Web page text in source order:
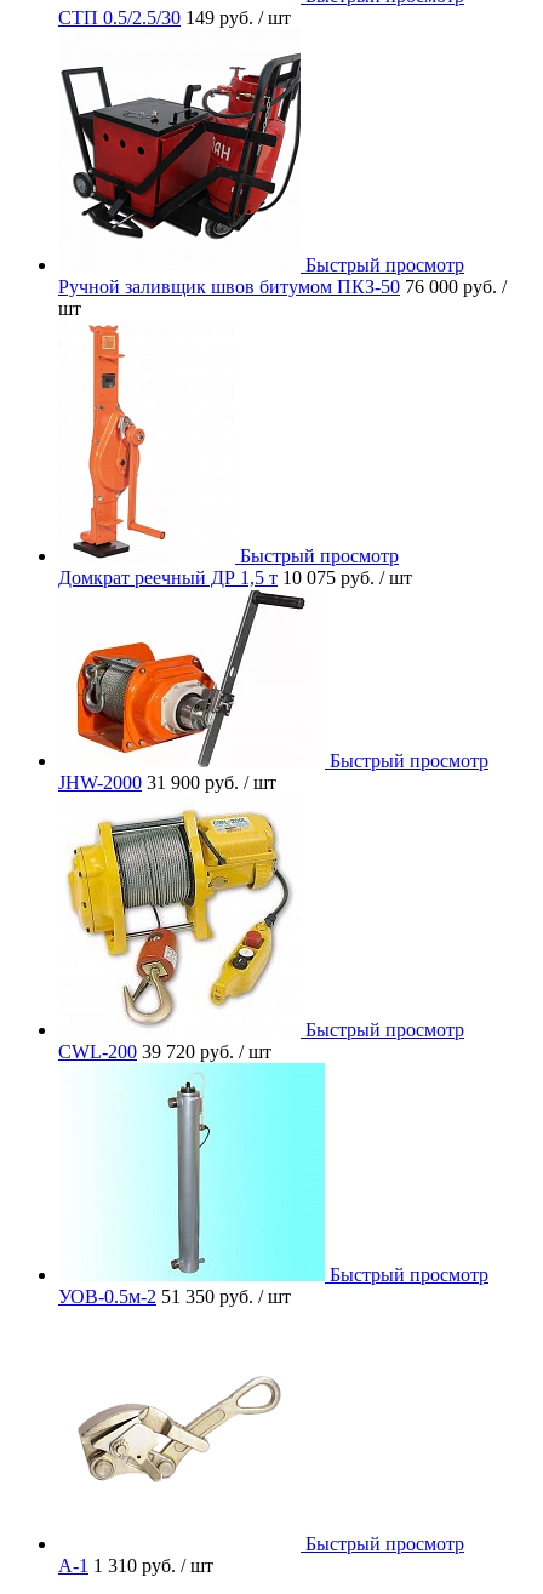
СТП 0.5/2.5/30 149 руб. / шт
Быстрый просмотр
Ручной заливщик швов битумом ПКЗ-50 76 000 руб. /
шт
Быстрый просмотр
Домкрат реечный ДР 1,5 т 10 075 руб. / шт
Быстрый просмотр
JHW-2000 31 900 руб. / шт
Быстрый просмотр
CWL-200 39 720 руб. / шт
Быстрый просмотр
УОВ-0.5м-2 51 350 руб. / шт
Быстрый просмотр
A-1 1 310 руб. / шт